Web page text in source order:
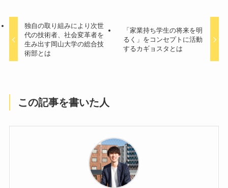
独自の取り組みにより次世
代の技術者、社会変革者を
生み出す岡山大学の総合技
術部とは
「家業持ち学生の将来を明
るく」をコンセプトに活動
するカギョスタとは
この記事を書いた人